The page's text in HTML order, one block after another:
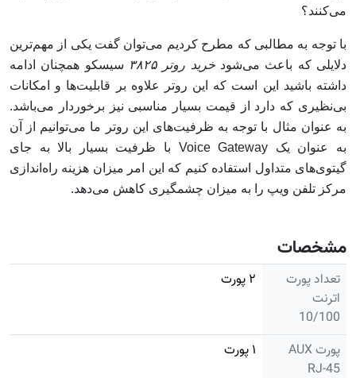
می‌کنند؟
با توجه به مطالبی که مطرح کردیم می‌توان گفت یکی از مهم‌ترین
دلایلی که باعث می‌شودخرید روتر ۳۸۲۵
سیسکو همچنان ادامه
داشته باشید این است که این روتر علاوه بر قابلیت‌ها و امکانات
بی‌نظیری که دارد از قیمت بسیار مناسبی نیز برخوردار می‌باشد.
به عنوان مثال با توجه به ظرفیت‌های این روتر ما می‌توانیم از آن
به عنوان یک Voice Gateway با ظرفیت بسیار بالا به جای
گیتوی‌های متداول استفاده کنیم که این امر میزان هزینه راه‌اندازی
مرکز تلفن ویپ را به میزان چشمگیری کاهش می‌دهد.
مشخصات
تعداد پورت
اترنت
10/100
۲ پورت
پورت AUX
RJ-45
۱ پورت